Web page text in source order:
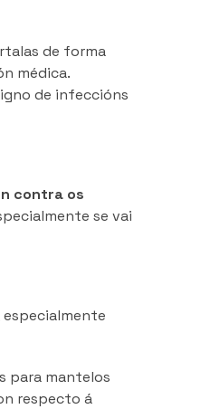
de forma
médica.
de infeccións
contra os
se vai
para mantelos
respecto á